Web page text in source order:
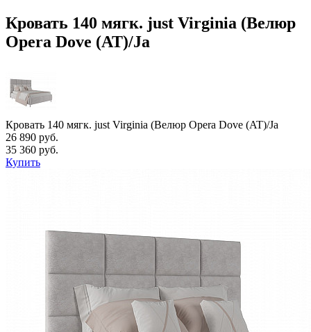
Кровать 140 мягк. just Virginia (Велюр
Opera Dove (AT)/Ja
Кровать 140 мягк. just Virginia (Велюр Opera Dove (AT)/Ja
26 890 руб.
35 360 руб.
Купить